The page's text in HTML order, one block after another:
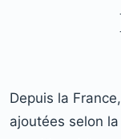
Depuis la
ajoutées selon